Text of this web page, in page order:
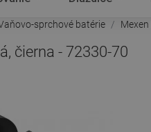
sprchové batérie
čierna - 72330-70